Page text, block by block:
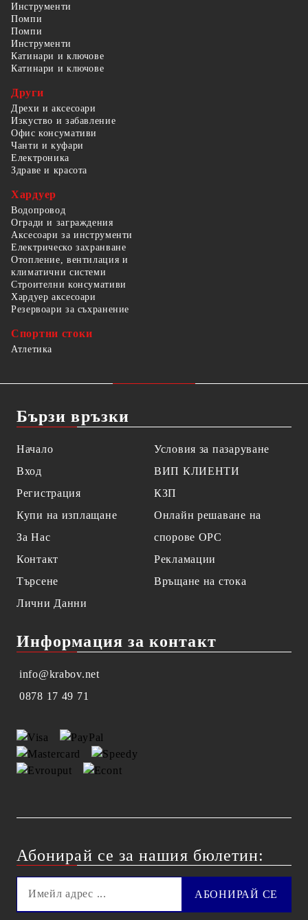
Инструменти
Помпи
Помпи
Инструменти
Катинари и ключове
Катинари и ключове
Други
Дрехи и аксесоари
Изкуство и забавление
Офис консумативи
Чанти и куфари
Електроника
Здраве и красота
Хардуер
Водопровод
Огради и заграждения
Аксесоари за инструменти
Електрическо захранване
Отопление, вентилация и
климатични системи
Строителни консумативи
Хардуер аксесоари
Резервоари за съхранение
Спортни стоки
Атлетика
Бързи връзки
Начало
Вход
Регистрация
Купи на изплащане
За Нас
Контакт
Търсене
Лични Данни
Условия за пазаруване
ВИП КЛИЕНТИ
КЗП
Онлайн решаване на
спорове OPC
Рекламации
Връщане на стока
Информация за контакт
info@krabov.net
0878 17 49 71
Абонирай се за нашия бюлетин: